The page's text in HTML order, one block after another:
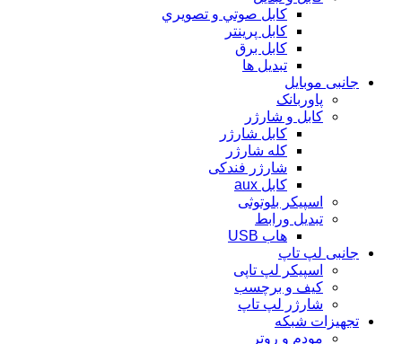
كابل صوتي و تصويري
کابل پرینتر
کابل برق
تبدیل ها
جانبی موبایل
پاوربانک
کابل و شارژر
کابل شارژر
کله شارژر
شارژر فندکی
کابل aux
اسپیکر بلوتوثی
تبدیل ورابط
هاب USB
جانبی لپ تاپ
اسپیکر لپ تاپی
کیف و برچسب
شارژر لپ تاپ
تجهیزات شبکه
مودم و روتر